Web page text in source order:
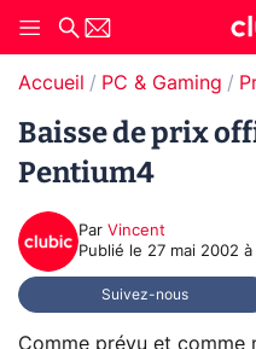
Accueil PC & Gaming
Baisse de prix
Pentium4
Par Vincent
Publié le 27 mai 2002
Suivez-nous
Comme prévu et comme